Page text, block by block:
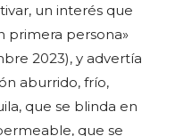
un interés que
primera persona»
2023), y advertía
aburrido, frío,
que se blinda en
que se